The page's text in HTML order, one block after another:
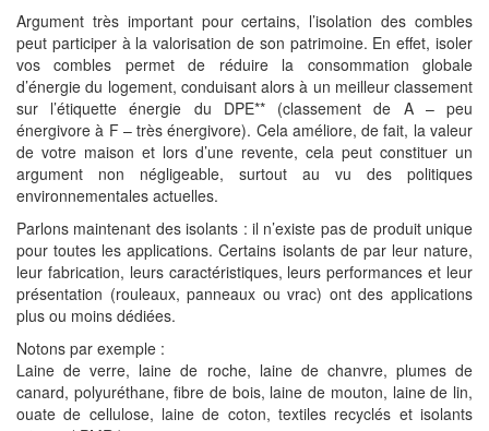
Argument très important pour certains, l’isolation des combles
peut participer à la valorisation de son patrimoine. En effet, isoler
vos combles permet de réduire la consommation globale
d’énergie du logement, conduisant alors à un meilleur classement
sur l’étiquette énergie du DPE** (classement de A – peu
énergivore à F – très énergivore). Cela améliore, de fait, la valeur
de votre maison et lors d’une revente, cela peut constituer un
argument non négligeable, surtout au vu des politiques
environnementales actuelles.
Parlons maintenant des isolants : il n’existe pas de produit unique
pour toutes les applications. Certains isolants de par leur nature,
leur fabrication, leurs caractéristiques, leurs performances et leur
présentation (rouleaux, panneaux ou vrac) ont des applications
plus ou moins dédiées.
Notons par exemple :
Laine de verre, laine de roche, laine de chanvre, plumes de
canard, polyuréthane, fibre de bois, laine de mouton, laine de lin,
ouate de cellulose, laine de coton, textiles recyclés et isolants